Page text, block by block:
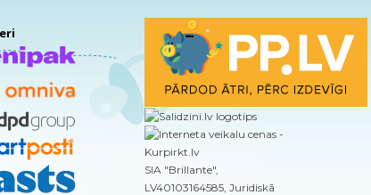
SIA "Brillante",
LV40103164585, Juridiskā